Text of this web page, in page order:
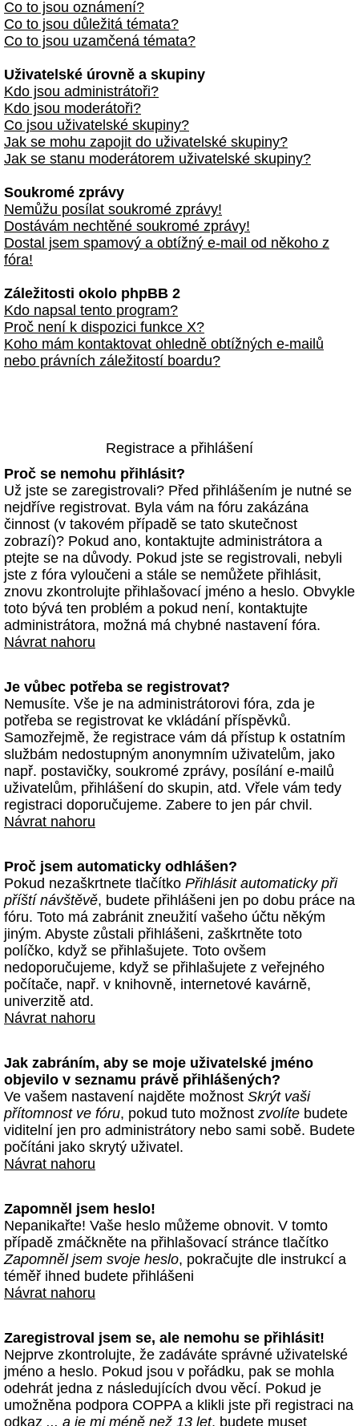
Co to jsou oznámení?
Co to jsou důležitá témata?
Co to jsou uzamčená témata?
Uživatelské úrovně a skupiny
Kdo jsou administrátoři?
Kdo jsou moderátoři?
Co jsou uživatelské skupiny?
Jak se mohu zapojit do uživatelské skupiny?
Jak se stanu moderátorem uživatelské skupiny?
Soukromé zprávy
Nemůžu posílat soukromé zprávy!
Dostávám nechtěné soukromé zprávy!
Dostal jsem spamový a obtížný e-mail od někoho z
fóra!
Záležitosti okolo phpBB 2
Kdo napsal tento program?
Proč není k dispozici funkce X?
Koho mám kontaktovat ohledně obtížných e-mailů
nebo právních záležitostí boardu?
Registrace a přihlášení
Proč se nemohu přihlásit?
Už jste se zaregistrovali? Před přihlášením je nutné se
nejdříve registrovat. Byla vám na fóru zakázána
činnost (v takovém případě se tato skutečnost
zobrazí)? Pokud ano, kontaktujte administrátora a
ptejte se na důvody. Pokud jste se registrovali, nebyli
jste z fóra vyloučeni a stále se nemůžete přihlásit,
znovu zkontrolujte přihlašovací jméno a heslo. Obvykle
toto bývá ten problém a pokud není, kontaktujte
administrátora, možná má chybné nastavení fóra.
Návrat nahoru
Je vůbec potřeba se registrovat?
Nemusíte. Vše je na administrátorovi fóra, zda je
potřeba se registrovat ke vkládání příspěvků.
Samozřejmě, že registrace vám dá přístup k ostatním
službám nedostupným anonymním uživatelům, jako
např. postavičky, soukromé zprávy, posílání e-mailů
uživatelům, přihlášení do skupin, atd. Vřele vám tedy
registraci doporučujeme. Zabere to jen pár chvil.
Návrat nahoru
Proč jsem automaticky odhlášen?
Pokud nezaškrtnete tlačítko Přihlásit automaticky při
příští návštěvě, budete přihlášeni jen po dobu práce na
fóru. Toto má zabránit zneužití vašeho účtu někým
jiným. Abyste zůstali přihlášeni, zaškrtněte toto
políčko, když se přihlašujete. Toto ovšem
nedoporučujeme, když se přihlašujete z veřejného
počítače, např. v knihovně, internetové kavárně,
univerzitě atd.
Návrat nahoru
Jak zabráním, aby se moje uživatelské jméno
objevilo v seznamu právě přihlášených?
Ve vašem nastavení najděte možnost Skrýt vaši
přítomnost ve fóru, pokud tuto možnost zvolíte budete
viditelní jen pro administrátory nebo sami sobě. Budete
počítáni jako skrytý uživatel.
Návrat nahoru
Zapomněl jsem heslo!
Nepanikařte! Vaše heslo můžeme obnovit. V tomto
případě zmáčkněte na přihlašovací stránce tlačítko
Zapomněl jsem svoje heslo, pokračujte dle instrukcí a
téměř ihned budete přihlášeni
Návrat nahoru
Zaregistroval jsem se, ale nemohu se přihlásit!
Nejprve zkontrolujte, že zadáváte správné uživatelské
jméno a heslo. Pokud jsou v pořádku, pak se mohla
odehrát jedna z následujících dvou věcí. Pokud je
umožněna podpora COPPA a klikli jste při registraci na
odkaz ... a je mi méně než 13 let, budete muset